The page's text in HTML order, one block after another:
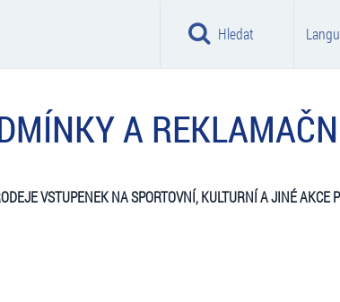
Hledat
A
VSTUPENEK NA SPORTOVNÍ, KULTURNÍA JINÉAKCE